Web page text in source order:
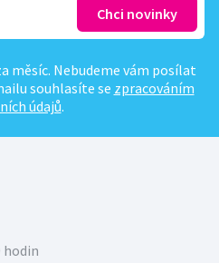
měsíc. Nebudeme vám posílat
souhlasíte se zpracováním
údajů.